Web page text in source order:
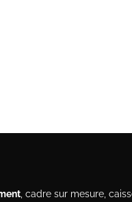
, cadre sur mesure,